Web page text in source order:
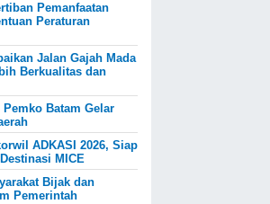
Pemanfaatan
Peraturan
Jalan Gajah Mada
Berkualitas dan
Batam Gelar
ADKASI 2026, Siap
MICE
Bijak dan
Pemerintah